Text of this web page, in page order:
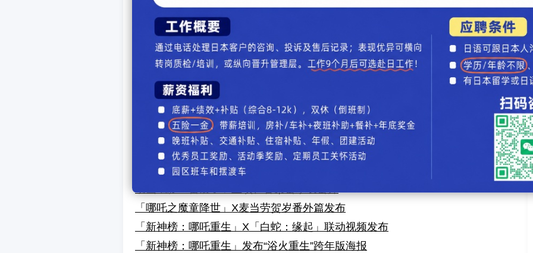
「新神榜：哪吒重生」片尾「新神榜：杨戬」彩蛋公开
「新神榜：哪吒重生」片尾「白蛇2：青蛇劫起」彩蛋公开
「新神榜：哪吒重生」闹海特辑发布
「新神榜：哪吒重生」炫酷彩绘海报发布
动画电影「新神榜：哪吒重生」推广曲MV公开
「新神榜：哪吒重生」公布“龙族宣战”特别视频
动画电影「新神榜：哪吒重生」发布粤语版预告
「新神榜：哪吒重生」国潮时尚大片发布
「哪吒之魔童降世」X麦当劳贺岁番外篇发布
「新神榜：哪吒重生」X「白蛇：缘起」联动视频发布
「新神榜：哪吒重生」发布“浴火重生”跨年版海报